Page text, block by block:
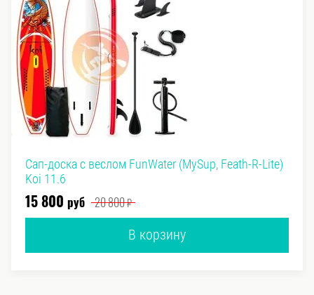
Сап-доска с веслом FunWater (MySup, Feath-R-Lite)
Koi 11.6
15 800 руб 20 800₽
В корзину